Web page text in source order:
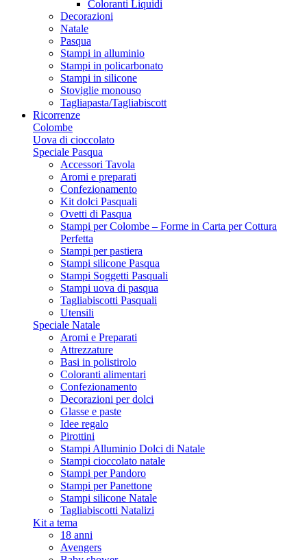
Coloranti Liquidi
Decorazioni
Natale
Pasqua
Stampi in alluminio
Stampi in policarbonato
Stampi in silicone
Stoviglie monouso
Tagliapasta/Tagliabiscott
Ricorrenze
Colombe
Uova di cioccolato
Speciale Pasqua
Accessori Tavola
Aromi e preparati
Confezionamento
Kit dolci Pasquali
Ovetti di Pasqua
Stampi per Colombe – Forme in Carta per Cottura
Perfetta
Stampi per pastiera
Stampi silicone Pasqua
Stampi Soggetti Pasquali
Stampi uova di pasqua
Tagliabiscotti Pasquali
Utensili
Speciale Natale
Aromi e Preparati
Attrezzature
Basi in polistirolo
Coloranti alimentari
Confezionamento
Decorazioni per dolci
Glasse e paste
Idee regalo
Pirottini
Stampi Alluminio Dolci di Natale
Stampi cioccolato natale
Stampi per Pandoro
Stampi per Panettone
Stampi silicone Natale
Tagliabiscotti Natalizi
Kit a tema
18 anni
Avengers